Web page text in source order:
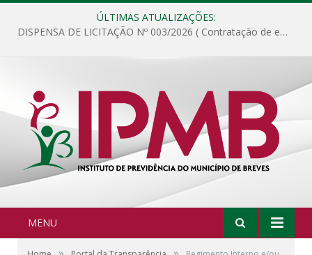
ÚLTIMAS ATUALIZAÇÕES:
DISPENSA DE LICITAÇÃO Nº 003/2026 ( Contratação de empresa para fornecimento de gêneros alimentícios não perecíveis, materiais de expediente, descartáveis, copa e cozinha, para análise e posterior publicação.)
MENU